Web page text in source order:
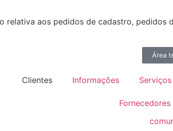
relativa aos pedidos de cadastro, pedidos
Área
Clientes Informações Serviços
Fornecedores